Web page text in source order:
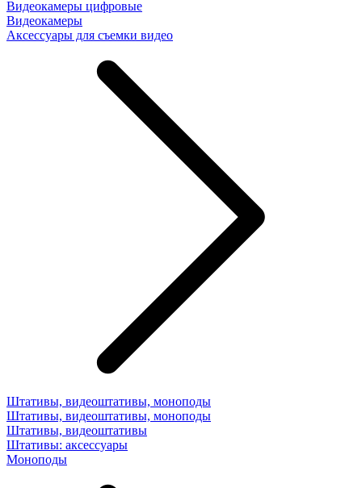
Видеокамеры цифровые
Видеокамеры
Аксессуары для съемки видео
Штативы, видеоштативы, моноподы
Штативы, видеоштативы, моноподы
Штативы, видеоштативы
Штативы: аксессуары
Моноподы